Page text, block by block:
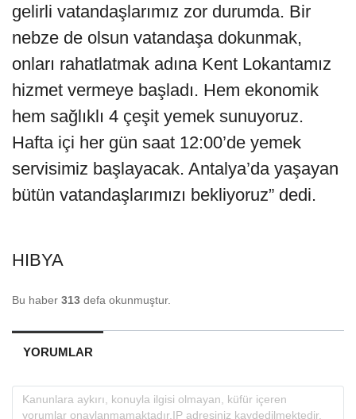
gelirli vatandaşlarımız zor durumda. Bir
nebze de olsun vatandaşa dokunmak,
onları rahatlatmak adına Kent Lokantamız
hizmet vermeye başladı. Hem ekonomik
hem sağlıklı 4 çeşit yemek sunuyoruz.
Hafta içi her gün saat 12:00’de yemek
servisimiz başlayacak. Antalya’da yaşayan
bütün vatandaşlarımızı bekliyoruz” dedi.
HIBYA
Bu haber 313 defa okunmuştur.
YORUMLAR